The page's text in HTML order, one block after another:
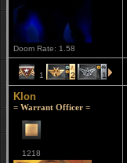
Doom Rate: 1.58
1 2 1
Klon
= Warrant Officer =
1218